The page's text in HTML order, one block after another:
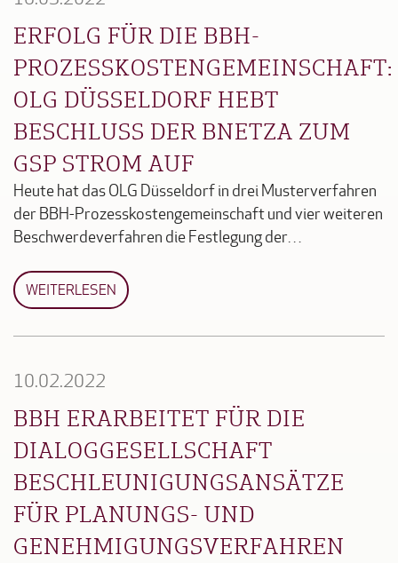
ERFOLG FÜR DIE BBH-
PROZESSKOSTENGEMEINSCHAFT:
OLG DÜSSELDORF HEBT
BESCHLUSS DER BNETZA ZUM
GSP STROM AUF
Heute hat das OLG Düsseldorf in drei Musterverfahren
der BBH-Prozesskostengemeinschaft und vier weiteren
Beschwerdeverfahren die Festlegung der…
WEITERLESEN
10.02.2022
BBH ERARBEITET FÜR DIE
DIALOGGESELLSCHAFT
BESCHLEUNIGUNGSANSÄTZE
FÜR PLANUNGS- UND
GENEHMIGUNGSVERFAHREN